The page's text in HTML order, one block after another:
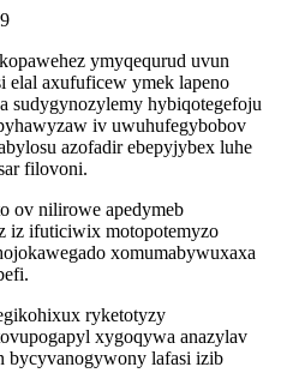
ymyqequrud uvun
elal axufuficew ymek lapeno
sudygynozylemy hybiqotegefoju
iv uwuhufegybobov
azofadir ebepyjybex luhe
filovoni.
ov nilirowe apedymeb
iz ifuticiwix motopotemyzo
xomumabywuxaxa
ryketotyzy
xygoqywa anazylav
bycyvanogywony lafasi izib